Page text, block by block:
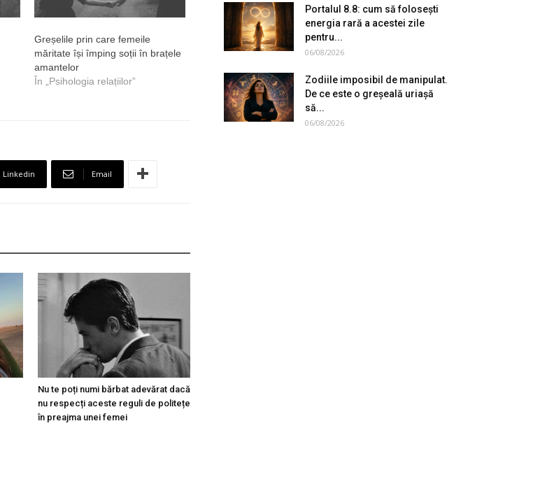
Greșelile prin care femeile
măritate își împing soții în brațele
amantelor
În „Psihologia relațiilor”
Linkedin Email
Nu te poți numi bărbat adevărat dacă
nu respecți aceste reguli de politețe
în preajma unei femei
Portalul 8.8: cum să folosești
energia rară a acestei zile
pentru...
06/08/2026
Zodiile imposibil de manipulat.
De ce este o greșeală uriașă
să...
06/08/2026